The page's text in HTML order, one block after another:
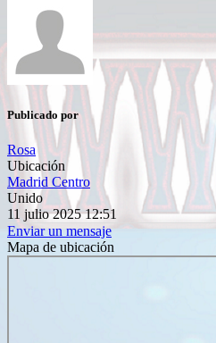
Publicado por
Rosa
Ubicación
Madrid Centro
Unido
11 julio 2025 12:51
Enviar un mensaje
Mapa de ubicación